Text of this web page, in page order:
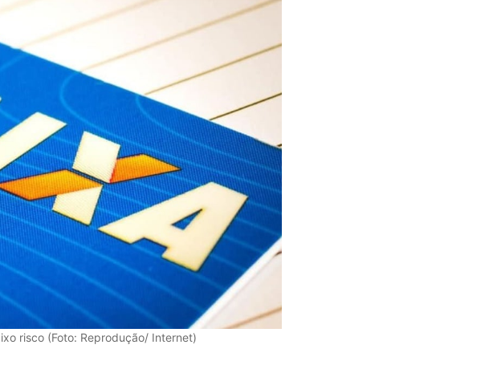
risco (Foto: Reprodução/ Internet)